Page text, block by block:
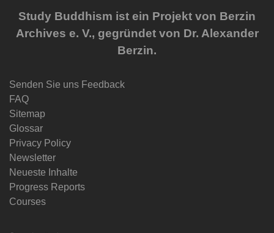
Study Buddhism ist ein Projekt von Berzin
Archives e. V., gegründet von Dr. Alexander
Berzin.
Senden Sie uns Feedback
FAQ
Sitemap
Glossar
Privacy Policy
Newsletter
Neueste Inhalte
Progress Reports
Courses